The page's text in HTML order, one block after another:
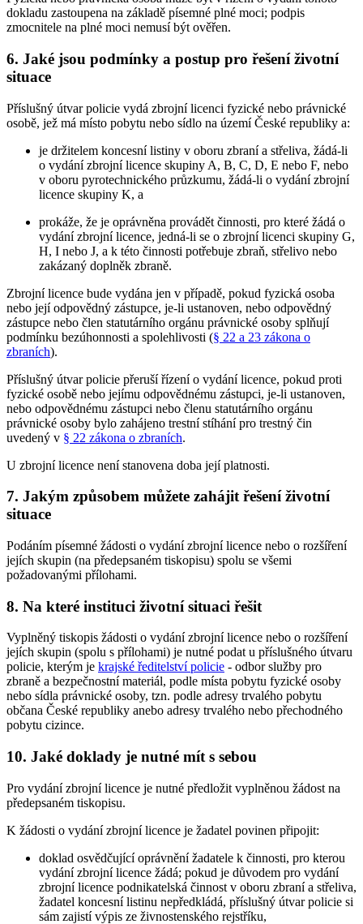
dokladu zastoupena na základě písemné plné moci; podpis
zmocnitele na plné moci nemusí být ověřen.
6. Jaké jsou podmínky a postup pro řešení životní
situace
Příslušný útvar policie vydá zbrojní licenci fyzické nebo právnické
osobě, jež má místo pobytu nebo sídlo na území České republiky a:
je držitelem koncesní listiny v oboru zbraní a střeliva, žádá-li
o vydání zbrojní licence skupiny A, B, C, D, E nebo F, nebo
v oboru pyrotechnického průzkumu, žádá-li o vydání zbrojní
licence skupiny K, a
prokáže, že je oprávněna provádět činnosti, pro které žádá o
vydání zbrojní licence, jedná-li se o zbrojní licenci skupiny G,
H, I nebo J, a k této činnosti potřebuje zbraň, střelivo nebo
zakázaný doplněk zbraně.
Zbrojní licence bude vydána jen v případě, pokud fyzická osoba
nebo její odpovědný zástupce, je-li ustanoven, nebo odpovědný
zástupce nebo člen statutárního orgánu právnické osoby splňují
podmínku bezúhonnosti a spolehlivosti (§ 22 a 23 zákona o
zbraních).
Příslušný útvar policie přeruší řízení o vydání licence, pokud proti
fyzické osobě nebo jejímu odpovědnému zástupci, je-li ustanoven,
nebo odpovědnému zástupci nebo členu statutárního orgánu
právnické osoby bylo zahájeno trestní stíhání pro trestný čin
uvedený v § 22 zákona o zbraních.
U zbrojní licence není stanovena doba její platnosti.
7. Jakým způsobem můžete zahájit řešení životní
situace
Podáním písemné žádosti o vydání zbrojní licence nebo o rozšíření
jejích skupin (na předepsaném tiskopisu) spolu se všemi
požadovanými přílohami.
8. Na které instituci životní situaci řešit
Vyplněný tiskopis žádosti o vydání zbrojní licence nebo o rozšíření
jejích skupin (spolu s přílohami) je nutné podat u příslušného útvaru
policie, kterým je krajské ředitelství policie - odbor služby pro
zbraně a bezpečnostní materiál, podle místa pobytu fyzické osoby
nebo sídla právnické osoby, tzn. podle adresy trvalého pobytu
občana České republiky anebo adresy trvalého nebo přechodného
pobytu cizince.
10. Jaké doklady je nutné mít s sebou
Pro vydání zbrojní licence je nutné předložit vyplněnou žádost na
předepsaném tiskopisu.
K žádosti o vydání zbrojní licence je žadatel povinen připojit:
doklad osvědčující oprávnění žadatele k činnosti, pro kterou
vydání zbrojní licence žádá; pokud je důvodem pro vydání
zbrojní licence podnikatelská činnost v oboru zbraní a střeliva,
žadatel koncesní listinu nepředkládá, příslušný útvar policie si
sám zajistí výpis ze živnostenského rejstříku,